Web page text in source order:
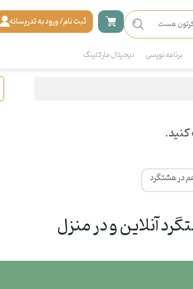
ثبت نام/ ورود به تدریسانه
برنامه نویسی دیجیتال مارکتینگ
در هشتگرد
آنلاین و در منزل